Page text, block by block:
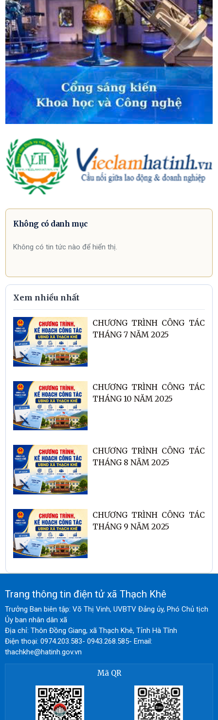
Không có danh mục
Không có tin tức nào để hiển thị.
Xem nhiều nhất
CHƯƠNG TRÌNH CÔNG TÁC
THÁNG 7 NĂM 2025
CHƯƠNG TRÌNH CÔNG TÁC
THÁNG 10 NĂM 2025
CHƯƠNG TRÌNH CÔNG TÁC
THÁNG 8 NĂM 2025
CHƯƠNG TRÌNH CÔNG TÁC
THÁNG 9 NĂM 2025
Trang thông tin điện tử xã Thạch Khê
Trưởng Ban biên tập: Võ Thị Vinh, UVBTV Đảng ủy, Phó Chủ tịch
Ủy ban nhân dân xã
Địa chỉ: Thôn Đồng Giang, xã Thạch Khê, Tỉnh Hà Tĩnh
Điện thoại: 0974.203.583- 0943.268.585- Email:
thachkhe@hatinh.gov.vn
Mã QR